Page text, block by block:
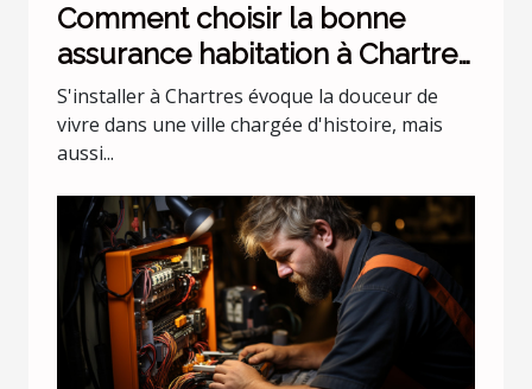
Comment choisir la bonne
assurance habitation à Chartres
?
S'installer à Chartres évoque la douceur de
vivre dans une ville chargée d'histoire, mais
aussi...